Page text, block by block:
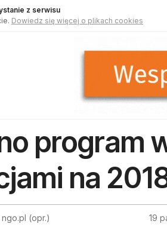
z serwisu
Dowiedz się więcej o plikach cookies
program
na
(opr.) 19